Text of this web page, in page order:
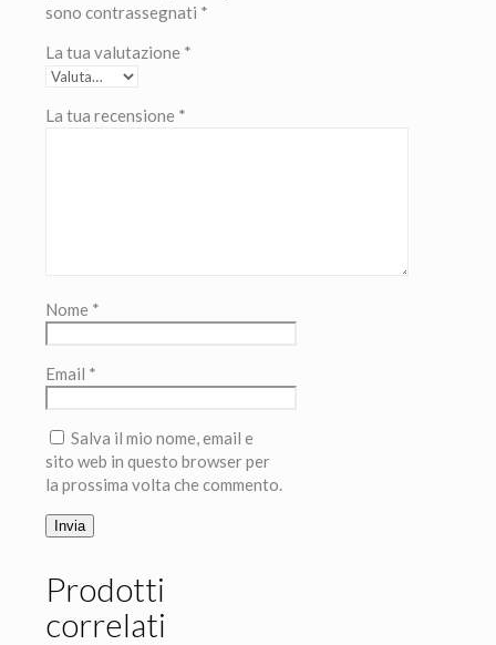
sono contrassegnati *
La tua valutazione *
La tua recensione *
Nome *
Email *
Salva il mio nome, email e
sito web in questo browser per
la prossima volta che commento.
Prodotti
correlati